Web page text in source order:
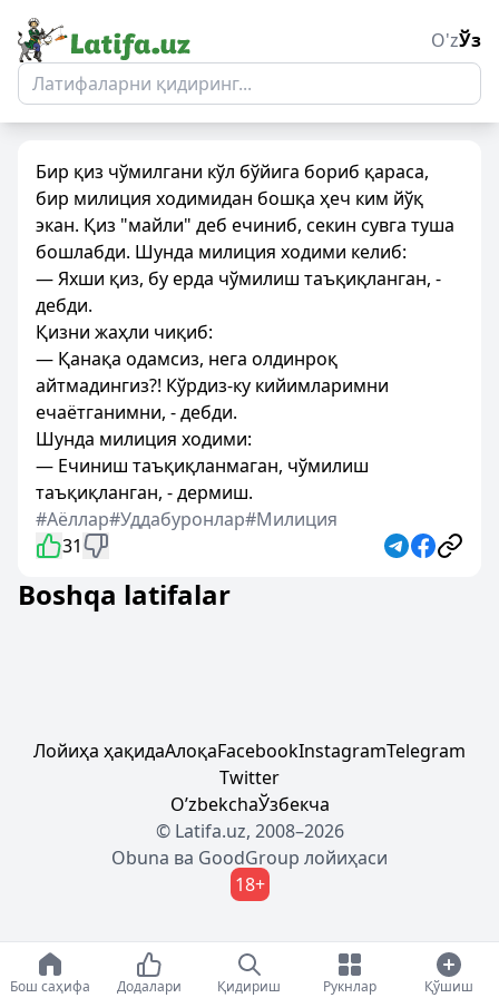
O'zЎз
Бир қиз чўмилгани кўл бўйига бориб қараса,
бир милиция ходимидан бошқа ҳеч ким йўқ
экан. Қиз "майли" деб ечиниб, секин сувга туша
бошлабди. Шунда милиция ходими келиб:
— Яхши қиз, бу ерда чўмилиш таъқиқланган, -
дебди.
Қизни жаҳли чиқиб:
— Қанақа одамсиз, нега олдинроқ
айтмадингиз?! Кўрдиз-ку кийимларимни
ечаётганимни, - дебди.
Шунда милиция ходими:
— Ечиниш таъқиқланмаган, чўмилиш
таъқиқланган, - дермиш.
#Аёллар#Уддабуронлар#Милиция
31
Boshqa latifalar
Лойиҳа ҳақидаАлоқаFacebookInstagramTelegram
Twitter
OʼzbekchaЎзбекча
© Latifa.uz, 2008–2026
Obuna ва GoodGroup лойиҳаси
18+
Бош саҳифа Додалари Қидириш Рукнлар Қўшиш